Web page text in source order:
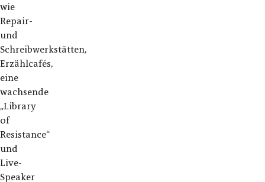
wie
Repair-
und
Schreibwerkstätten,
Erzählcafés,
eine
wachsende
„Library
of
Resistance“
und
Live-
Speaker